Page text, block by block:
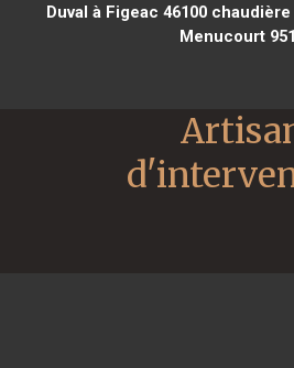
Duval à Figeac 46100chaudière
Menucourt